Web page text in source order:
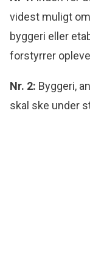
videst muligt
byggeri eller
forstyrrer
Nr. 2: Byggeri,
skal ske under